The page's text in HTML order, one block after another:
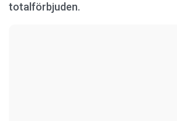
totalförbjuden.